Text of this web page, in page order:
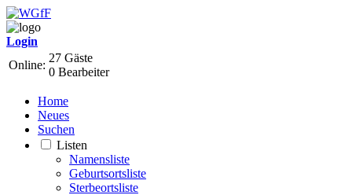
Login
Online:
27 Gäste
0 Bearbeiter
Home
Neues
Suchen
Listen
Namensliste
Geburtsortsliste
Sterbeortsliste